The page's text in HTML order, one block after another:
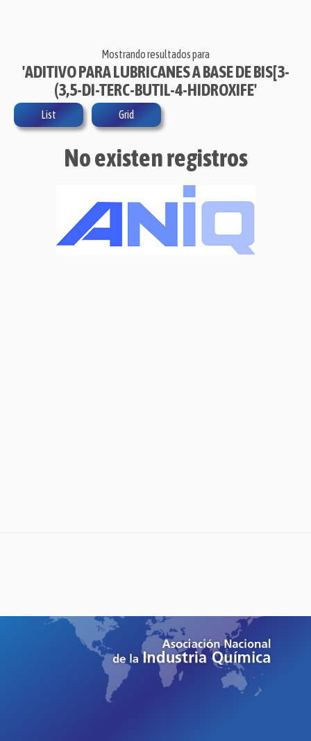
Mostrando resultados para
'ADITIVO PARA LUBRICANES A BASE DE BIS[3-
(3,5-DI-TERC-BUTIL-4-HIDROXIFE'
List Grid
No existen registros